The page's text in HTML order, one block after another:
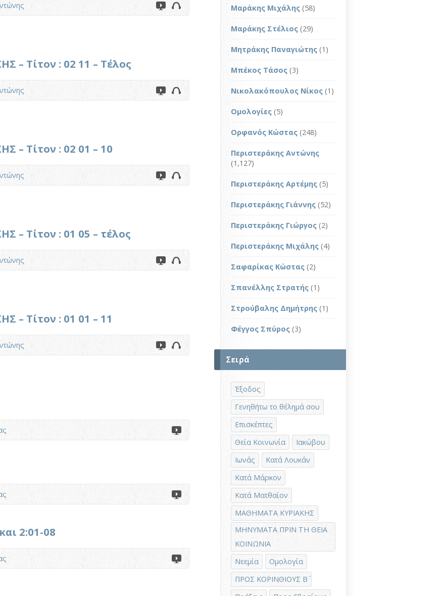
– Τίτον : 02 11 – Τέλος
– Τίτον : 02 01 – 10
– Τίτον : 01 05 – τέλος
– Τίτον : 01 01 – 11
2:01-08
Μαράκης Μιχάλης (58)
Μαράκης Στέλιος (29)
Μητράκης Παναγιώτης (1)
Μπέκος Τάσος (3)
Νικολακόπουλος Νίκος (1)
Ομολογίες (5)
Ορφανός Κώστας (248)
Περιστεράκης Αντώνης
(1,127)
Περιστεράκης Αρτέμης (5)
Περιστεράκης Γιάννης (52)
Περιστεράκης Γιώργος (2)
Περιστεράκης Μιχάλης (4)
Σαφαρίκας Κώστας (2)
Σπανέλλης Στρατής (1)
Στρούβαλης Δημήτρης (1)
Φέγγος Σπύρος (3)
Σειρά
Έξοδος
Γενηθήτω το θέλημά σου
Επισκέπτες
Θεία Κοινωνία
Ιακώβου
Ιωνάς
Κατά Λουκάν
Κατά Μάρκον
Κατά Ματθαίον
ΜΑΘΗΜΑΤΑ ΚΥΡΙΑΚΗΣ
ΜΗΝΥΜΑΤΑ ΠΡΙΝ ΤΗ ΘΕΙΑ
ΚΟΙΝΩΝΙΑ
Νεεμία
Ομολογία
ΠΡΟΣ ΚΟΡΙΝΘΙΟΥΣ Β΄